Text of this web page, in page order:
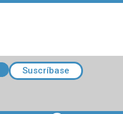
Suscríbase